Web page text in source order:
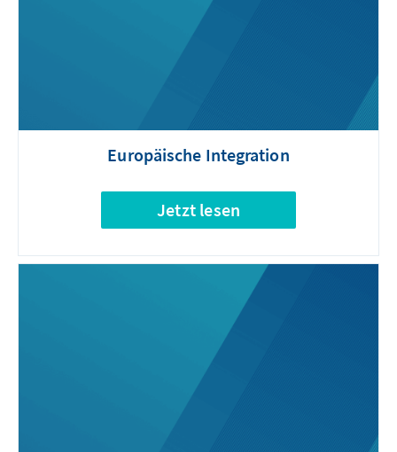
Europäische Integration
Jetzt lesen